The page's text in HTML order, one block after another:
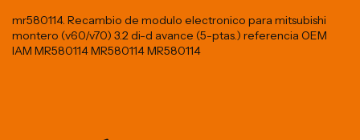
mr580114. Recambio de modulo electronico para mitsubishi
montero (v60/v70) 3.2 di-d avance (5-ptas.) referencia OEM
IAM MR580114 MR580114 MR580114